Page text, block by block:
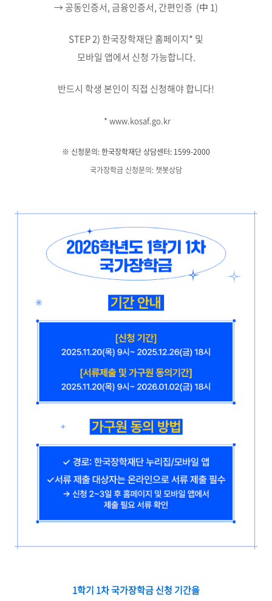
→ 공동인증서, 금융인증서, 간편인증 (中 1)
STEP 2) 한국장학재단 홈페이지* 및
모바일 앱에서 신청 가능합니다.
반드시 학생 본인이 직접 신청해야 합니다!
* www.kosaf.go.kr
※ 신청문의: 한국장학재단 상담센터: 1599-2000
국가장학금 신청문의: 챗봇상담
1학기 1차 국가장학금 신청 기간을